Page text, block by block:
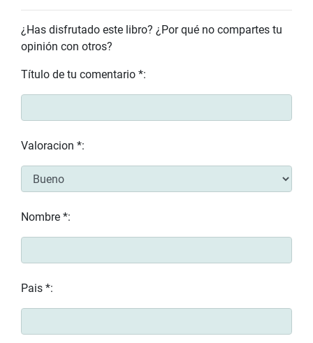
¿Has disfrutado este libro? ¿Por qué no compartes tu
opinión con otros?
Título de tu comentario *:
Valoracion *:
Nombre *:
Pais *: